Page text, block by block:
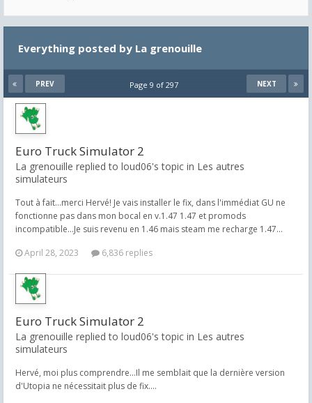
Everything posted by La grenouille
PREV NEXT
Page 9 of 297
Euro Truck Simulator 2
La grenouille replied to loud06's topic in Les autres
simulateurs
Tout à fait...merci Hervé! Je vais installer le fix, dans l'immédiat GU ne
fonctionne pas dans mon bocal en v.1.47 1.47 et promods
incompatible...Je suis revenu en 1.46 mais steam me recharge 1.47...
April 28, 2023
6,836 replies
Euro Truck Simulator 2
La grenouille replied to loud06's topic in Les autres
simulateurs
Hervé, moi plus comprendre...Il me semblait que la dernière version
d'Utopia ne nécessitait plus de fix....